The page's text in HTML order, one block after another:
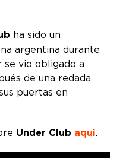
ha sido un
argentina durante
se vio obligado a
de una redada
puertas en
Under Club aqui.